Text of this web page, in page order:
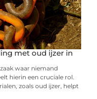
met oud ijzer in
waar niemand
hierin een cruciale rol.
zoals oud ijzer, helpt